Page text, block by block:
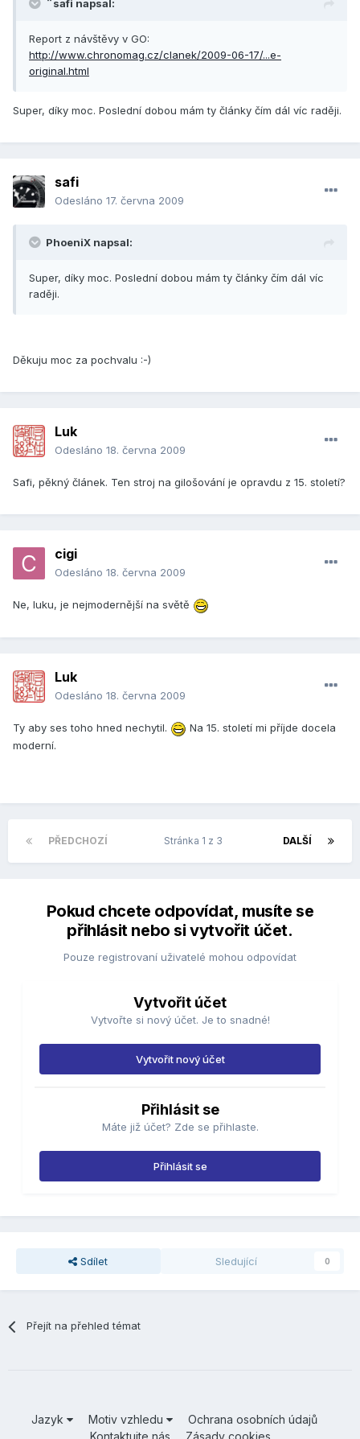
¨safi napsal:
Report z návštěvy v GO:
http://www.chronomag.cz/clanek/2009-06-17/...e-
original.html
Super, díky moc. Poslední dobou mám ty články čím dál víc raději.
safi
Odesláno 17. června 2009
PhoeniX napsal:
Super, díky moc. Poslední dobou mám ty články čím dál víc
raději.
Děkuju moc za pochvalu :-)
Luk
Odesláno 18. června 2009
Safi, pěkný článek. Ten stroj na gilošování je opravdu z 15. století?
cigi
Odesláno 18. června 2009
Ne, luku, je nejmodernější na světě
Luk
Odesláno 18. června 2009
Ty aby ses toho hned nechytil.
Na 15. století mi příjde docela
moderní.
PŘEDCHOZÍ DALŠÍ
Stránka 1 z 3
Pokud chcete odpovídat, musíte se
přihlásit nebo si vytvořit účet.
Pouze registrovaní uživatelé mohou odpovídat
Vytvořit účet
Vytvořte si nový účet. Je to snadné!
Vytvořit nový účet
Přihlásit se
Máte již účet? Zde se přihlaste.
Přihlásit se
Sdílet Sledující 0
Přejít na přehled témat
Jazyk Motiv vzhledu
Ochrana osobních údajů